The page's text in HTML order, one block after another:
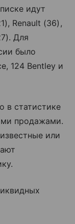
идут
Renault (36),
Для
было
124 Bentley и
в статистике
продажами.
или